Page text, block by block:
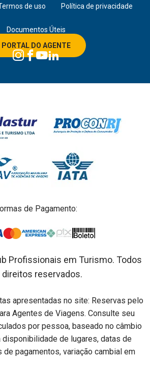
de uso Política de privacidade
Documentos Úteis
PORTAL DO AGENTE
de Pagamento:
Profissionais em Turismo. Todos
direitos reservados.
apresentadas no site: Reservas pelo
Agentes de Viagens. Consulte seu
por pessoa, baseado no câmbio
disponibilidade de lugares, datas de
de pagamentos, variação cambial em